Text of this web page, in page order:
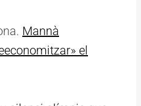
Mannà
el